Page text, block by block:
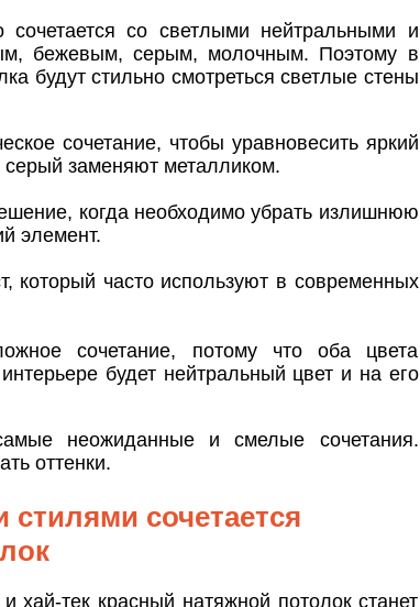
со светлыми нейтральными и
бежевым, серым, молочным. Поэтому в
будут стильно смотреться светлые стены
сочетание, чтобы уравновесить яркий
заменяют металликом.
когда необходимо убрать излишнюю
элемент.
который часто используют в современных
сочетание, потому что оба цвета
будет нейтральный цвет и на его
неожиданные и смелые сочетания.
оттенки.
сочетается
тек красный натяжной потолок станет